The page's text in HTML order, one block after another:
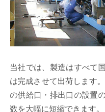
当社では、製造はすべて
は完成させて出荷します
の供給口・排出口の設置
数を大幅に短縮できます。